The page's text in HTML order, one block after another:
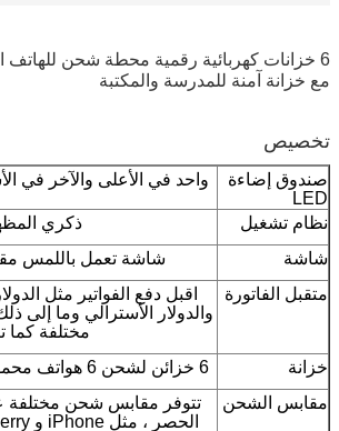
6 خزانات كهربائية رقمية محطة شحن للهاتف
مع خزانة آمنة للمدرسة والمكتبة
تخصيص
صندوق إضاءة
LED
واحد في الأعلى والآخر في
نظام تشغيل
ذكري
شاشة
شاشة تعمل باللمس مقاس 7
متقبل الفاتورة
اقبل دفع الفواتير مثل
والدولار الأسترالي وما إلى
مختلفة كما
خزانة
6 خزائن لشحن 6 هواتف محمولة في نفس الوقت
مقابس الشحن
تتوفر مقابس شحن مختلفة